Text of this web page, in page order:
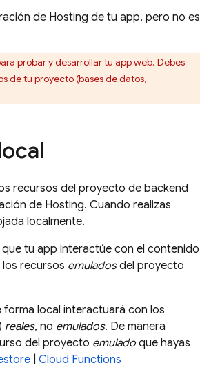
de Hosting de tu app, pero no es
probar y desarrollar tu app web. Debes
de tu proyecto (bases de datos,
recursos del proyecto de backend
de Hosting. Cuando realizas
localmente.
que tu app interactúe con el contenido
recursos emuladosdel proyecto
local interactuará con los
reales, no emulados. De manera
del proyecto emulado que hayas
Cloud Functions